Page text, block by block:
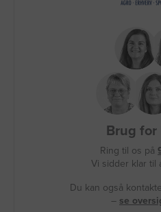
Brug
Ring til os på
Vi sidder klar til
Du kan også
– se